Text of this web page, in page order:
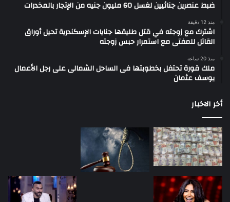
ضبط عنصرين جنائيين لغسل 60 مليون جنيه من الإتجار بالمخدرات
منذ 12 دقيقة
اشترك مع زوجته في قتل طليقها جنايات الإسكندرية تحيل أوراق
القاتل للمفتى مع استمرار حبس زوجته
منذ 20 ساعة
ملك قورة تحتفل بخطوبتها فى الساحل الشمالى على رجل الأعمال
يوسف عثمان
أخر الاخبار